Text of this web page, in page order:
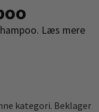
Læs mere
kategori. Beklager